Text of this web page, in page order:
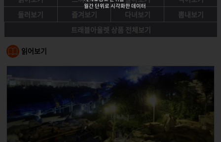
둘러보기
즐겨보기 다녀보기
뽐내보기
트래블아울렛 상품 전체보기
읽어보기
월간 단위로 시각화한 데이터